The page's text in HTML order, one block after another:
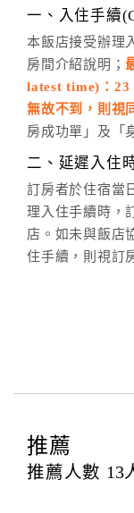
※非客服時間之
五、客服時間
週一至週日，上
六、聯絡方式
週一至週日： 客
一、入住手續
本飯店接受辦理
房間介紹說明；
latest time)：23
無故不到，則視
房成功單」及「
二、延遲入住
訂房者於住宿當
理入住手續時，
店。如未與飯店
住手續，則視訂
三、退房手續
訂房者應於
提出申辦不得異
每筆訂單異動限定
推薦
推薦人數 13